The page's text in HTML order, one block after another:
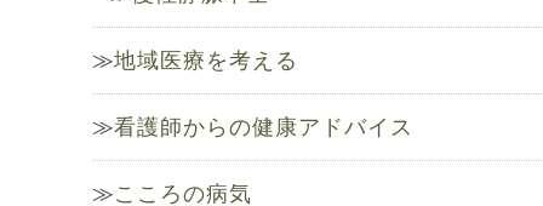
地域医療を考える
看護師からの健康アドバイス
こころの病気